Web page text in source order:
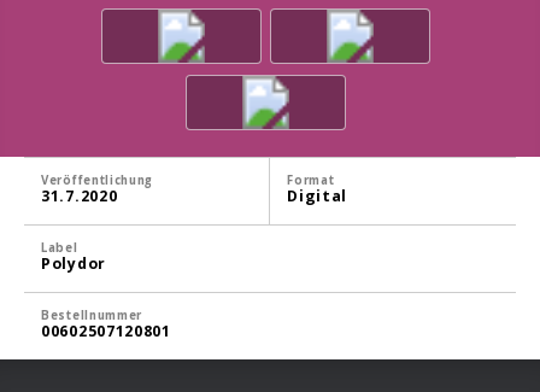
Veröffentlichung
31.7.2020
Format
Digital
Label
Polydor
Bestellnummer
00602507120801